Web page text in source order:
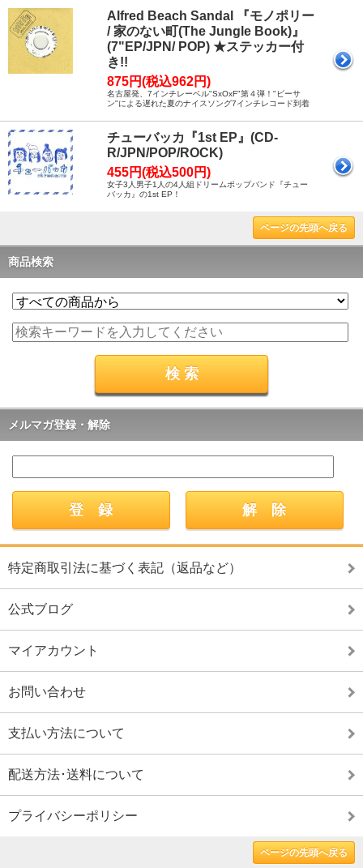
Alfred Beach Sandal 『モノポリー
/ 家のない町(The Jungle Book)』
(7"EP/JPN/ POP) ★ステッカー付
き!!
875円(税込962円)
名古屋発、7インチレーベル"SxOxF"第４弾！"ビーサ
ン"による遅れた夏のナイスソング7インチレコード到着
チューバッカ『1st EP』(CD-
R/JPN/POP/ROCK)
455円(税込500円)
女子3人男子1人の4人組ドリームポップバンド『チュー
バッカ』の1st EP！
ページの先頭へ戻る
商品検索
メルマガ登録・解除
特定商取引法に基づく表記（返品など）
公式ブログ
マイアカウント
お問い合わせ
支払い方法について
配送方法･送料について
プライバシーポリシー
ページの先頭へ戻る